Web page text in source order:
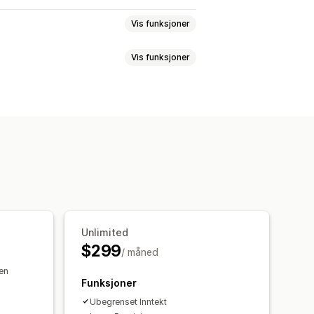
Vis funksjoner
Vis funksjoner
Unlimited
$299/ måned
Funksjoner
Ubegrenset Inntekt